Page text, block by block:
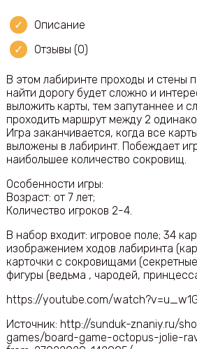
Описание
Отзывы (0)
В этом лабиринте проходы и стены
найти дорогу будет сложно и
выложить карты, тем запутаннее и
проходить маршрут между 2
Игра заканчивается, когда все
выложены в лабиринт. Побеждает
наибольшее количество сокровищ.
Особенности игры:
Возраст: от 7 лет;
Количество игроков 2-4.
В набор входит: игровое поле; 34
изображением ходов лабиринта
карточки с сокровищами
фигуры (ведьма , чародей,
https://youtube.com/
Источник: http://sunduk-znaniy.ru/
games/board-game-octopus-jolie-